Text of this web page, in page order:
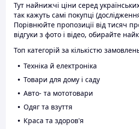
Тут найнижчі ціни серед
так кажуть самі покупці
Порівнюйте пропозиції від тисяч
відгуки з фото і відео, обирайте
Топ категорій за кількістю
Техніка й електроніка
Товари для дому і саду
Авто- та мототовари
Одяг та взуття
Краса та здоров'я